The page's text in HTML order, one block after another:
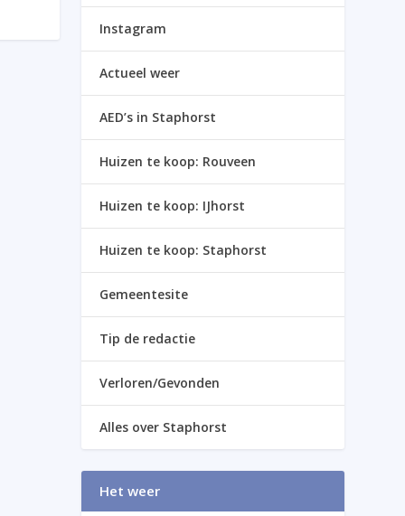
Instagram
Actueel weer
AED’s in Staphorst
Huizen te koop: Rouveen
Huizen te koop: IJhorst
Huizen te koop: Staphorst
Gemeentesite
Tip de redactie
Verloren/Gevonden
Alles over Staphorst
Het weer